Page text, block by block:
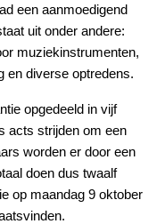
een aanmoedigend
uit onder andere:
muziekinstrumenten,
en diverse optredens.
opgedeeld in vijf
acts strijden om een
worden er door een
doen dus twaalf
op maandag 9 oktober